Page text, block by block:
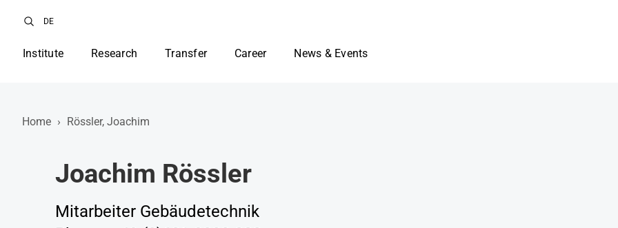
DE
Institute Research Transfer Career News & Events
Home › Rössler, Joachim
Joachim Rössler
Mitarbeiter Gebäudetechnik